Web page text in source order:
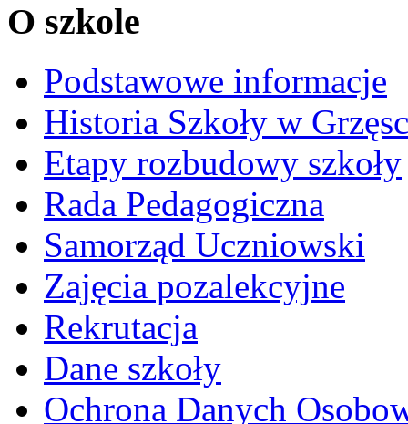
O szkole
Podstawowe informacje
Historia Szkoły w
Etapy rozbudowy szkoły
Rada Pedagogiczna
Samorząd Uczniowski
Zajęcia pozalekcyjne
Rekrutacja
Dane szkoły
Ochrona Danych